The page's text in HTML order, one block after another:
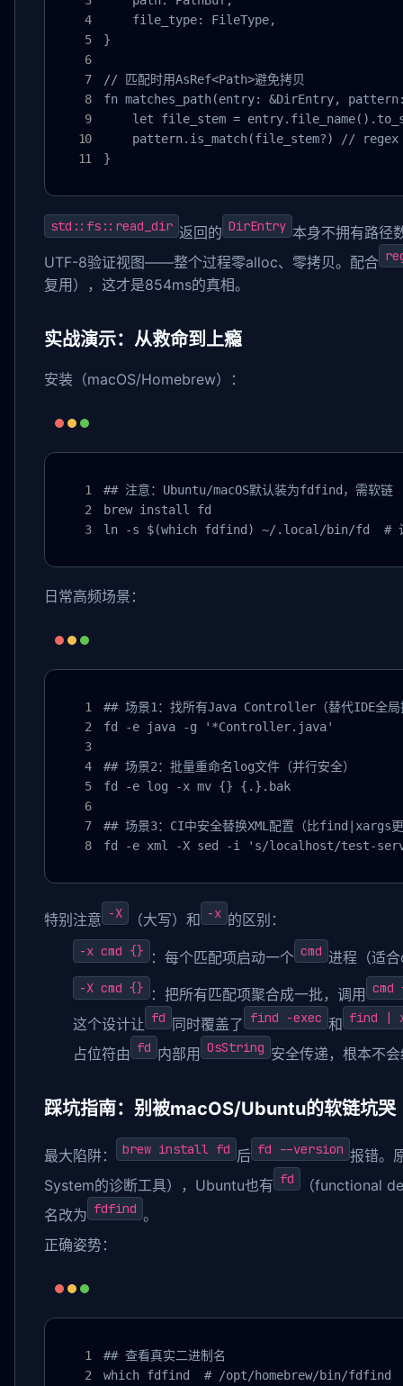
    file_type: FileType,
}
// 匹配时用AsRef<Path>避免拷贝
fn matches_path(entry: &DirEntry,
let file_stem =
pattern.is_match(file_stem?) // regex
}
std::fs::read_dir 返回的 DirEntry 本身不拥有路径
UTF-8验证视图——整个过程零alloc、零拷贝。配合
复用），这才是854ms的真相。
实战演示：从救命到上瘾
安装（macOS/Homebrew）：
## 注意：Ubuntu/macOS默认装为fdfind，需软链
brew install fd
ln -s $(which fdfind) ~/.local/bin/fd  # 让
日常高频场景：
## 场景1：找所有Java Controller（替代IDE全局
fd -e java -g '*Controller.java'
## 场景2：批量重命名log文件（并行安全）
fd -e log -x mv {} {.}.bak
## 场景3：CI中安全替换XML配置（比find|xargs
fd -e xml -X sed -i 's/localhost/test-
特别注意 -X （大写）和 -x 的区别：
-x cmd {} ：每个匹配项启动一个 cmd 进程（适
-X cmd {} ：把所有匹配项聚合成一批，调用
这个设计让 fd 同时覆盖了 find -exec 和 find |
占位符由 fd 内部用 OsString 安全传递，根本不
踩坑指南：别被macOS/Ubuntu的软链坑哭
最大陷阱： brew install fd 后 fd --version 报错。
System的诊断工具），Ubuntu也有 fd
（functional
名改为 fdfind 。
正确姿势：
## 查看真实二进制名
which fdfind  # /opt/homebrew/bin/fdfind